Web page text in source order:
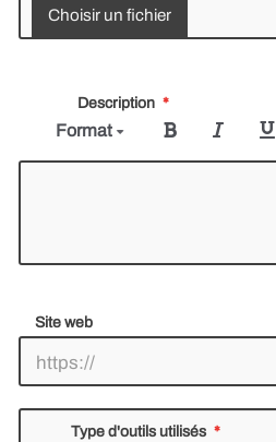
Description
Format
Site web
Type d'outils utilisés